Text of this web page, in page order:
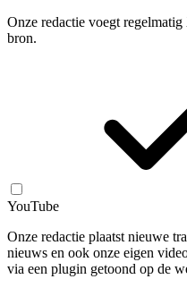
Onze redactie voegt
bron.
YouTube
Onze redactie plaatst nieuwe
nieuws en ook onze eigen
via een plugin getoond op de